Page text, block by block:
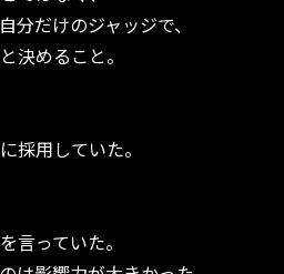
分だけのジャッジで、
決めること。
採用していた。
言っていた。